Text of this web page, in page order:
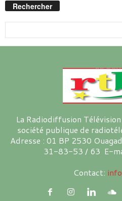
Rechercher
La Radiodiffusion
société publique de
Adresse : 01 BP 2530
31-83-53 / 63 E-
Contact: